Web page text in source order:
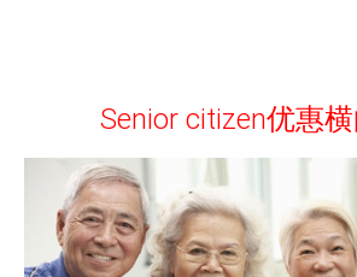
Senior citizen优惠